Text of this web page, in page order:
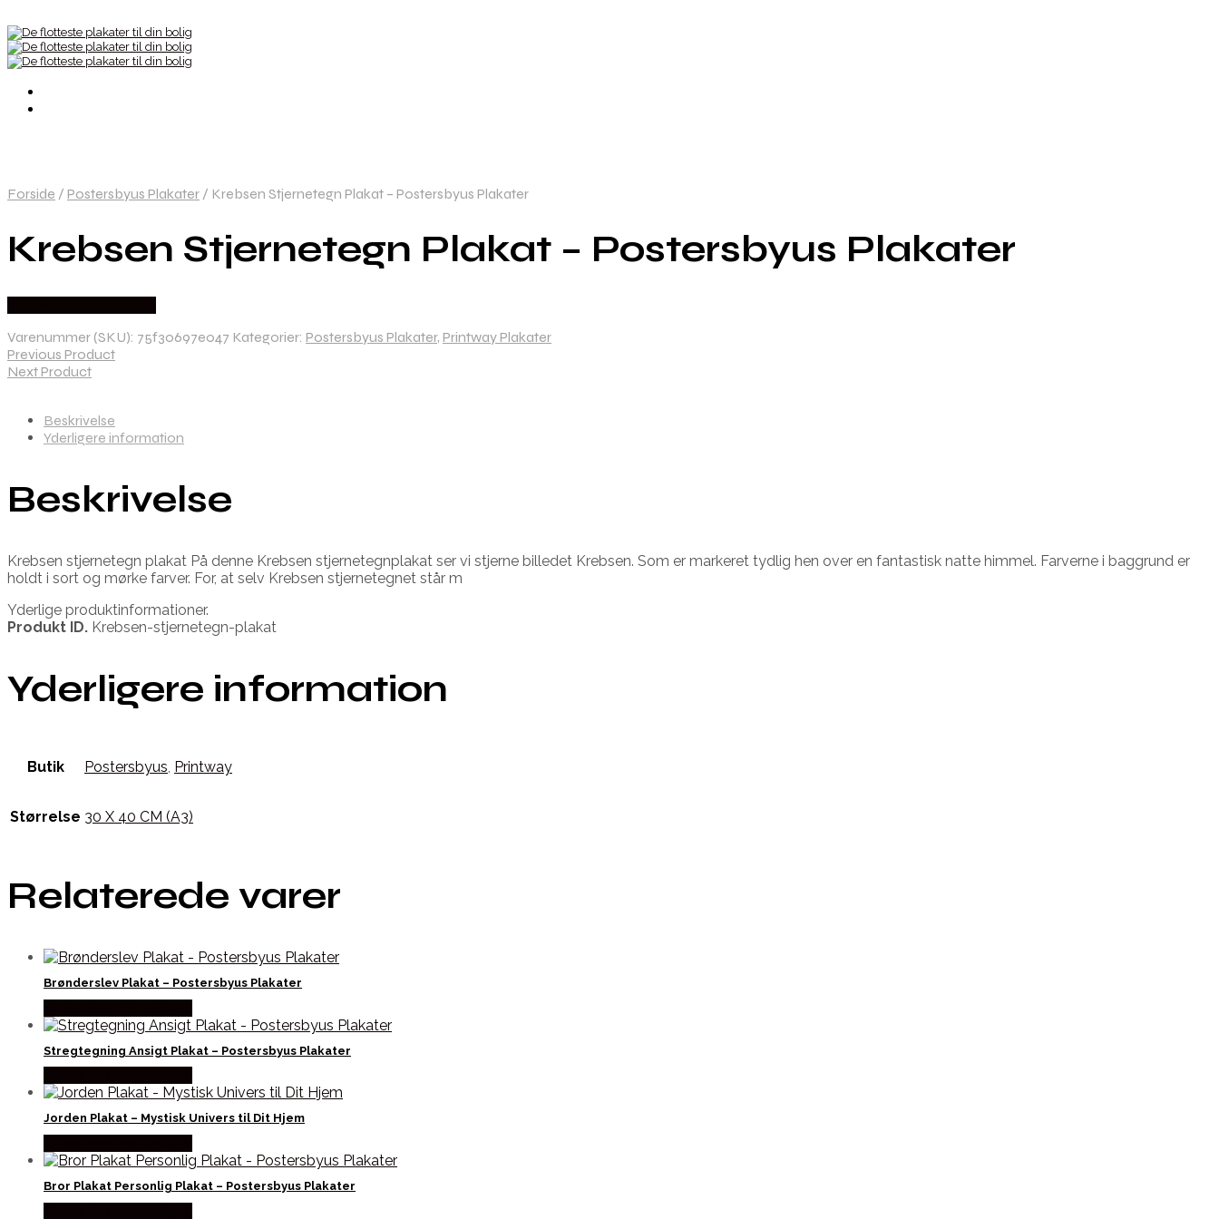
Forside / Postersbyus Plakater / Krebsen Stjernetegn Plakat – Postersbyus Plakater
Krebsen Stjernetegn Plakat – Postersbyus Plakater
Varenummer (SKU): 75f30697e047 Kategorier: Postersbyus Plakater, Printway Plakater
Previous Product
Next Product
Beskrivelse
Yderligere information
Beskrivelse
Krebsen stjernetegn plakat På denne Krebsen stjernetegnplakat ser vi stjerne billedet Krebsen. Som er markeret tydlig hen over en fantastisk natte himmel. Farverne i baggrund er
holdt i sort og mørke farver. For, at selv Krebsen stjernetegnet står m
Yderlige produktinformationer.
Produkt ID. Krebsen-stjernetegn-plakat
Yderligere information
Butik Postersbyus, Printway
Størrelse 30 X 40 CM (A3)
Relaterede varer
Brønderslev Plakat – Postersbyus Plakater
Stregtegning Ansigt Plakat – Postersbyus Plakater
Jorden Plakat – Mystisk Univers til Dit Hjem
Bror Plakat Personlig Plakat – Postersbyus Plakater